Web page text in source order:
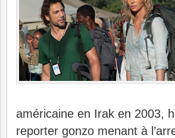
américaine en Irak en 2003,
reporter gonzo menant à